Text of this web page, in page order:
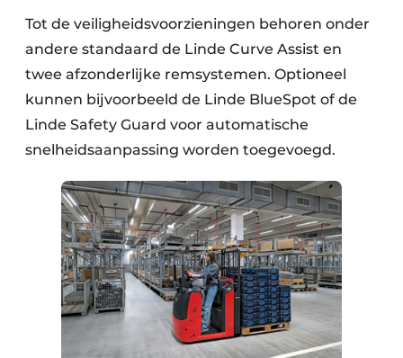
Tot de veiligheidsvoorzieningen behoren onder
andere standaard de Linde Curve Assist en
twee afzonderlijke remsystemen. Optioneel
kunnen bijvoorbeeld de Linde BlueSpot of de
Linde Safety Guard voor automatische
snelheidsaanpassing worden toegevoegd.